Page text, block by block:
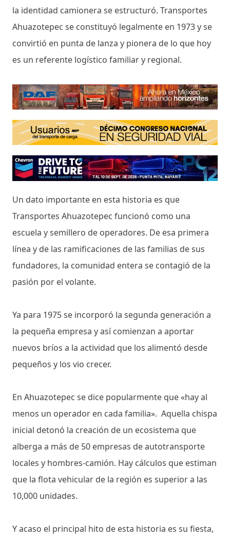
la identidad camionera se estructuró. Transportes
Ahuazotepec se constituyó legalmente en 1973 y se
convirtió en punta de lanza y pionera de lo que hoy
es un referente logístico familiar y regional.
Un dato importante en esta historia es que
Transportes Ahuazotepec funcionó como una
escuela y semillero de operadores. De esa primera
línea y de las ramificaciones de las familias de sus
fundadores, la comunidad entera se contagió de la
pasión por el volante.
Ya para 1975 se incorporó la segunda generación a
la pequeña empresa y así comienzan a aportar
nuevos bríos a la actividad que los alimentó desde
pequeños y los vio crecer.
En Ahuazotepec se dice popularmente que «hay al
menos un operador en cada familia». Aquella chispa
inicial detonó la creación de un ecosistema que
alberga a más de 50 empresas de autotransporte
locales y hombres-camión. Hay cálculos que estiman
que la flota vehicular de la región es superior a las
10,000 unidades.
Y acaso el principal hito de esta historia es su fiesta,